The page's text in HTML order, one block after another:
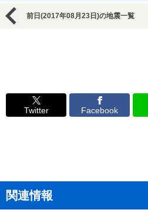
前日(2017年08月23日)の地震一覧
Twitter Facebook
関連情報